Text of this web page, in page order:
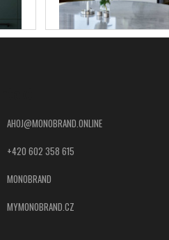
AHOJ@MONOBRAND.ONLINE
+420 602 358 615
MONOBRAND
MYMONOBRAND.CZ